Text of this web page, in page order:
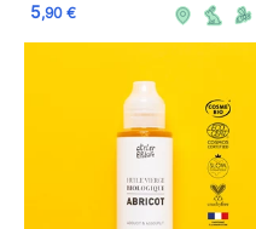
5,90 €